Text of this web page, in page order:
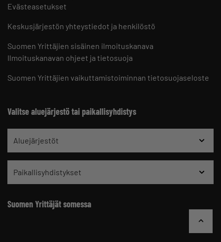
Evästeasetukset
Keskusjärjestön yhteystiedot ja henkilöstö
Suomen Yrittäjien sisäinen ilmoituskanava
Ilmoituskanavan ohjeet ja tietosuoja
Suomen Yrittäjien vaikuttamistoiminnan tietosuojaseloste
Valitse aluejärjestö tai paikallisyhdistys
Aluejärjestöt
Paikallisyhdistykset
Suomen Yrittäjät somessa